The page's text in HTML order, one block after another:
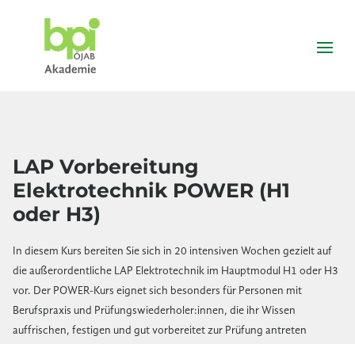
LAP Vorbereitung
Elektrotechnik POWER (H1
oder H3)
In diesem Kurs bereiten Sie sich in 20 intensiven Wochen gezielt auf
die außerordentliche LAP Elektrotechnik im Hauptmodul H1 oder H3
vor. Der POWER-Kurs eignet sich besonders für Personen mit
Berufspraxis und Prüfungswiederholer:innen, die ihr Wissen
auffrischen, festigen und gut vorbereitet zur Prüfung antreten